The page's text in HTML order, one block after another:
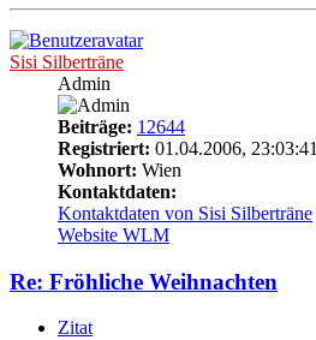
Sisi Silberträne
Admin
Beiträge: 12644
Registriert: 01.04.2006, 23:03:41
Wohnort: Wien
Kontaktdaten:
Kontaktdaten von Sisi Silberträne
Website WLM
Re: Fröhliche Weihnachten
Zitat